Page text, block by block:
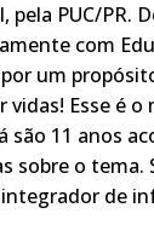
PUC/PR.
com
um
Esse é
11 anos
sobre o
de